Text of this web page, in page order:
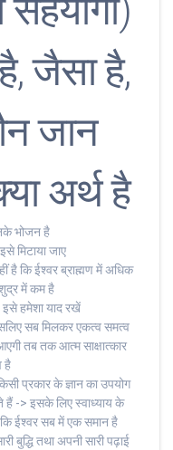
जैसा है,
जान
अर्थ है
भोजन है
मिटाया जाए
है कि ईश्वर ब्राह्मण में अधिक
में कम है
इसे हमेशा याद रखें
सब मिलकर एकत्व समत्व
तब तक आत्म साक्षात्कार
है
प्रकार के ज्ञान का उपयोग
हैं -> इसके लिए स्वाध्याय के
ईश्वर सब में एक समान है
बुद्धि तथा अपनी सारी पढ़ाई